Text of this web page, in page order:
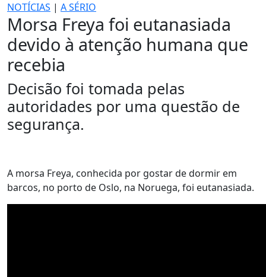
NOTÍCIAS | A SÉRIO
Morsa Freya foi eutanasiada
devido à atenção humana que
recebia
Decisão foi tomada pelas
autoridades por uma questão de
segurança.
A morsa Freya, conhecida por gostar de dormir em
barcos, no porto de Oslo, na Noruega, foi eutanasiada.